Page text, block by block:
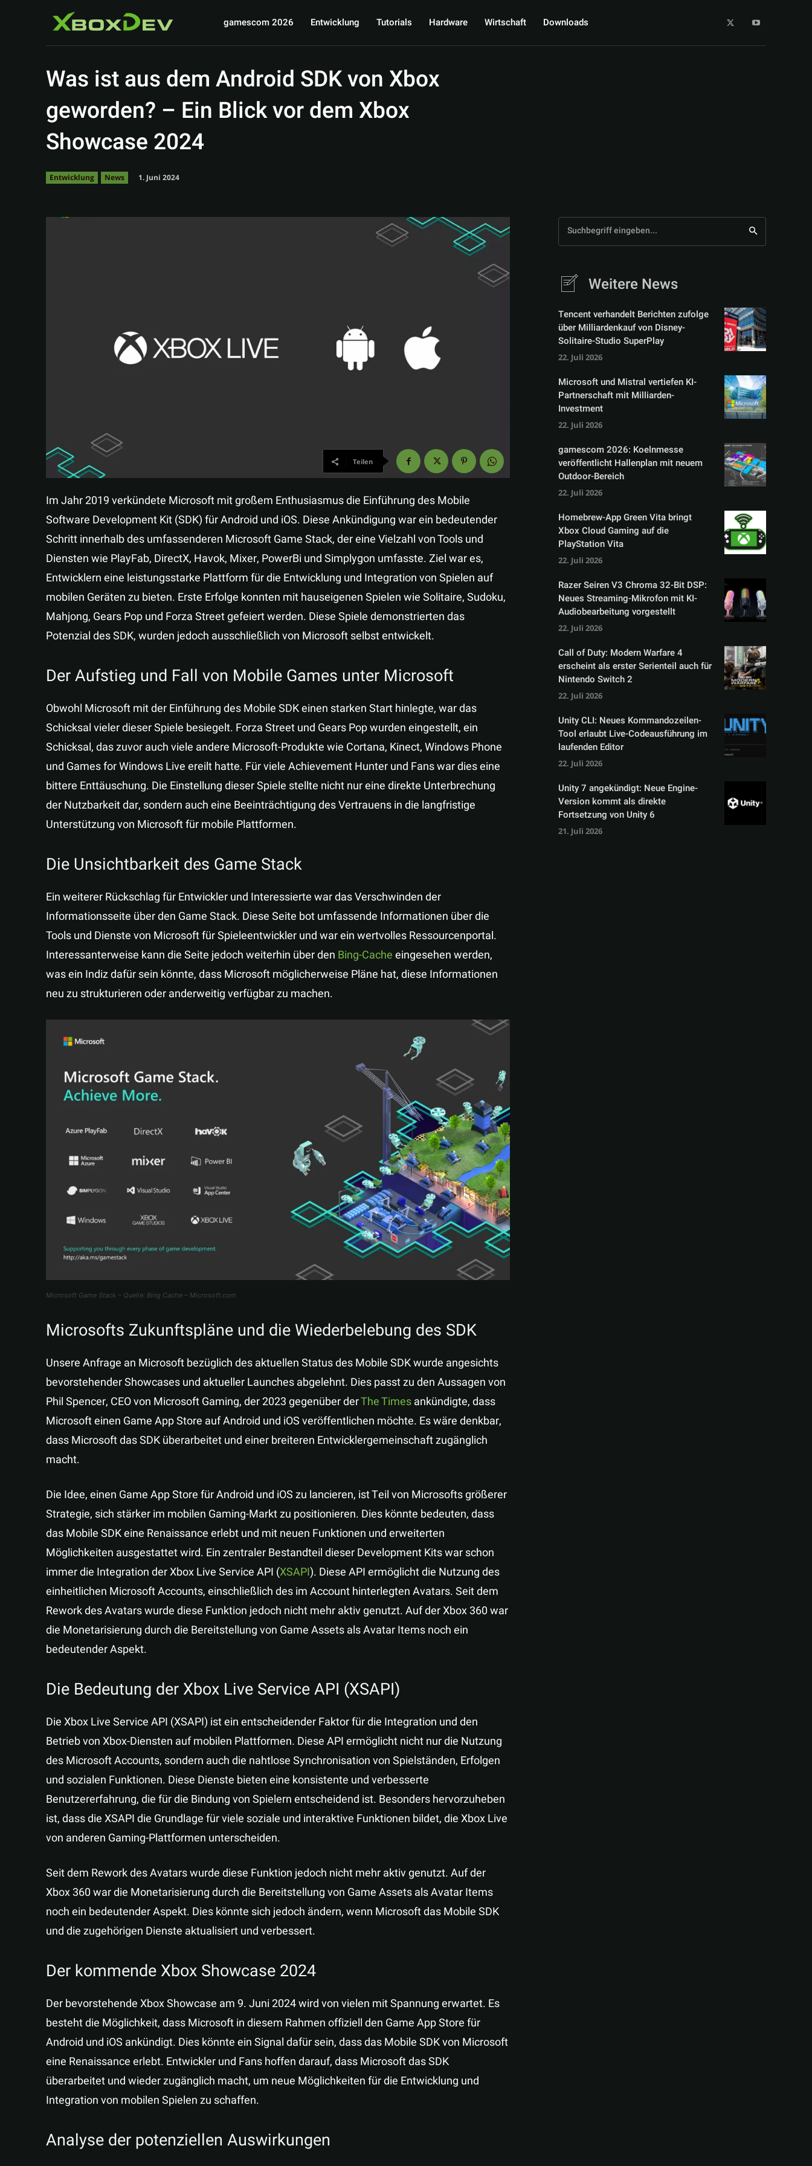
gamescom 2026 Entwicklung Tutorials Hardware Wirtschaft Downloads
Was ist aus dem Android SDK von Xbox
geworden? – Ein Blick vor dem Xbox
Showcase 2024
Entwicklung News 1. Juni 2024
Teilen
Im Jahr 2019 verkündete Microsoft mit großem Enthusiasmus die Einführung des Mobile
Software Development Kit (SDK) für Android und iOS. Diese Ankündigung war ein bedeutender
Schritt innerhalb des umfassenderen Microsoft Game Stack, der eine Vielzahl von Tools und
Diensten wie PlayFab, DirectX, Havok, Mixer, PowerBi und Simplygon umfasste. Ziel war es,
Entwicklern eine leistungsstarke Plattform für die Entwicklung und Integration von Spielen auf
mobilen Geräten zu bieten. Erste Erfolge konnten mit hauseigenen Spielen wie Solitaire, Sudoku,
Mahjong, Gears Pop und Forza Street gefeiert werden. Diese Spiele demonstrierten das
Potenzial des SDK, wurden jedoch ausschließlich von Microsoft selbst entwickelt.
Der Aufstieg und Fall von Mobile Games unter Microsoft
Obwohl Microsoft mit der Einführung des Mobile SDK einen starken Start hinlegte, war das
Schicksal vieler dieser Spiele besiegelt. Forza Street und Gears Pop wurden eingestellt, ein
Schicksal, das zuvor auch viele andere Microsoft-Produkte wie Cortana, Kinect, Windows Phone
und Games for Windows Live ereilt hatte. Für viele Achievement Hunter und Fans war dies eine
bittere Enttäuschung. Die Einstellung dieser Spiele stellte nicht nur eine direkte Unterbrechung
der Nutzbarkeit dar, sondern auch eine Beeinträchtigung des Vertrauens in die langfristige
Unterstützung von Microsoft für mobile Plattformen.
Die Unsichtbarkeit des Game Stack
Ein weiterer Rückschlag für Entwickler und Interessierte war das Verschwinden der
Informationsseite über den Game Stack. Diese Seite bot umfassende Informationen über die
Tools und Dienste von Microsoft für Spieleentwickler und war ein wertvolles Ressourcenportal.
Interessanterweise kann die Seite jedoch weiterhin über den Bing-Cacheeingesehen werden,
was ein Indiz dafür sein könnte, dass Microsoft möglicherweise Pläne hat, diese Informationen
neu zu strukturieren oder anderweitig verfügbar zu machen.
Microsoft Game Stack – Quelle: Bing Cache – Microsoft.com
Microsofts Zukunftspläne und die Wiederbelebung des SDK
Unsere Anfrage an Microsoft bezüglich des aktuellen Status des Mobile SDK wurde angesichts
bevorstehender Showcases und aktueller Launches abgelehnt. Dies passt zu den Aussagen von
Phil Spencer, CEO von Microsoft Gaming, der 2023 gegenüber derThe Timesankündigte, dass
Microsoft einen Game App Store auf Android und iOS veröffentlichen möchte. Es wäre denkbar,
dass Microsoft das SDK überarbeitet und einer breiteren Entwicklergemeinschaft zugänglich
macht.
Die Idee, einen Game App Store für Android und iOS zu lancieren, ist Teil von Microsofts größerer
Strategie, sich stärker im mobilen Gaming-Markt zu positionieren. Dies könnte bedeuten, dass
das Mobile SDK eine Renaissance erlebt und mit neuen Funktionen und erweiterten
Möglichkeiten ausgestattet wird. Ein zentraler Bestandteil dieser Development Kits war schon
immer die Integration der Xbox Live Service API (XSAPI). Diese API ermöglicht die Nutzung des
einheitlichen Microsoft Accounts, einschließlich des im Account hinterlegten Avatars. Seit dem
Rework des Avatars wurde diese Funktion jedoch nicht mehr aktiv genutzt. Auf der Xbox 360 war
die Monetarisierung durch die Bereitstellung von Game Assets als Avatar Items noch ein
bedeutender Aspekt.
Die Bedeutung der Xbox Live Service API (XSAPI)
Die Xbox Live Service API (XSAPI) ist ein entscheidender Faktor für die Integration und den
Betrieb von Xbox-Diensten auf mobilen Plattformen. Diese API ermöglicht nicht nur die Nutzung
des Microsoft Accounts, sondern auch die nahtlose Synchronisation von Spielständen, Erfolgen
und sozialen Funktionen. Diese Dienste bieten eine konsistente und verbesserte
Benutzererfahrung, die für die Bindung von Spielern entscheidend ist. Besonders hervorzuheben
ist, dass die XSAPI die Grundlage für viele soziale und interaktive Funktionen bildet, die Xbox Live
von anderen Gaming-Plattformen unterscheiden.
Seit dem Rework des Avatars wurde diese Funktion jedoch nicht mehr aktiv genutzt. Auf der
Xbox 360 war die Monetarisierung durch die Bereitstellung von Game Assets als Avatar Items
noch ein bedeutender Aspekt. Dies könnte sich jedoch ändern, wenn Microsoft das Mobile SDK
und die zugehörigen Dienste aktualisiert und verbessert.
Der kommende Xbox Showcase 2024
Der bevorstehende Xbox Showcase am 9. Juni 2024 wird von vielen mit Spannung erwartet. Es
besteht die Möglichkeit, dass Microsoft in diesem Rahmen offiziell den Game App Store für
Android und iOS ankündigt. Dies könnte ein Signal dafür sein, dass das Mobile SDK von Microsoft
eine Renaissance erlebt. Entwickler und Fans hoffen darauf, dass Microsoft das SDK
überarbeitet und wieder zugänglich macht, um neue Möglichkeiten für die Entwicklung und
Integration von mobilen Spielen zu schaffen.
Analyse der potenziellen Auswirkungen
Suchbegriff eingeben...
Weitere News
Tencent verhandelt Berichten zufolge
über Milliardenkauf von Disney-
Solitaire-Studio SuperPlay
22. Juli 2026
Microsoft und Mistral vertiefen KI-
Partnerschaft mit Milliarden-
Investment
22. Juli 2026
gamescom 2026: Koelnmesse
veröffentlicht Hallenplan mit neuem
Outdoor-Bereich
22. Juli 2026
Homebrew-App Green Vita bringt
Xbox Cloud Gaming auf die
PlayStation Vita
22. Juli 2026
Razer Seiren V3 Chroma 32-Bit DSP:
Neues Streaming-Mikrofon mit KI-
Audiobearbeitung vorgestellt
22. Juli 2026
Call of Duty: Modern Warfare 4
erscheint als erster Serienteil auch für
Nintendo Switch 2
22. Juli 2026
Unity CLI: Neues Kommandozeilen-
Tool erlaubt Live-Codeausführung im
laufenden Editor
22. Juli 2026
Unity 7 angekündigt: Neue Engine-
Version kommt als direkte
Fortsetzung von Unity 6
21. Juli 2026